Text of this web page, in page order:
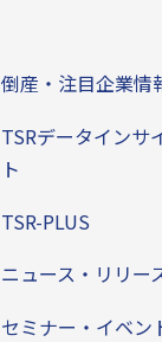
倒産・注目企業情
TSRデータインサ
ト
TSR-PLUS
ニュース・リリー
セミナー・イベン